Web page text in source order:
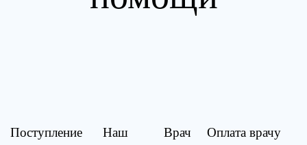
Поступление
Наш
Врач
Оплата врачу